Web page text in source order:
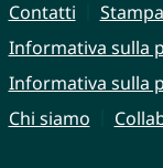
Contatti
Stampa
Informativa sulla
Informativa sulla
Chi siamo